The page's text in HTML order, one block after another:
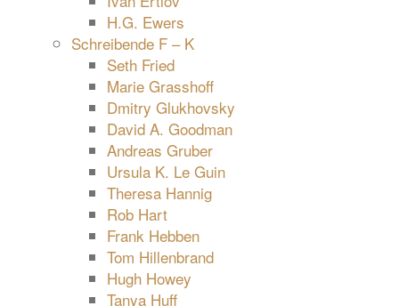
H.G. Ewers
Schreibende F – K
Seth Fried
Marie Grasshoff
Dmitry Glukhovsky
David A. Goodman
Andreas Gruber
Ursula K. Le Guin
Theresa Hannig
Rob Hart
Frank Hebben
Tom Hillenbrand
Hugh Howey
Tanya Huff